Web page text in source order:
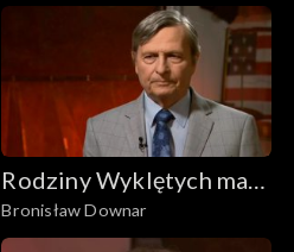
Rodziny Wyklętych mają
głos
Bronisław Downar